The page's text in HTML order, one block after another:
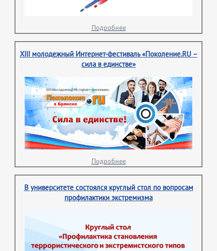
Подробнее
XIII молодежный Интернет-фестиваль «Поколение.RU –
сила в единстве»
Подробнее
В университете состоялся круглый стол по вопросам
профилактики экстремизма